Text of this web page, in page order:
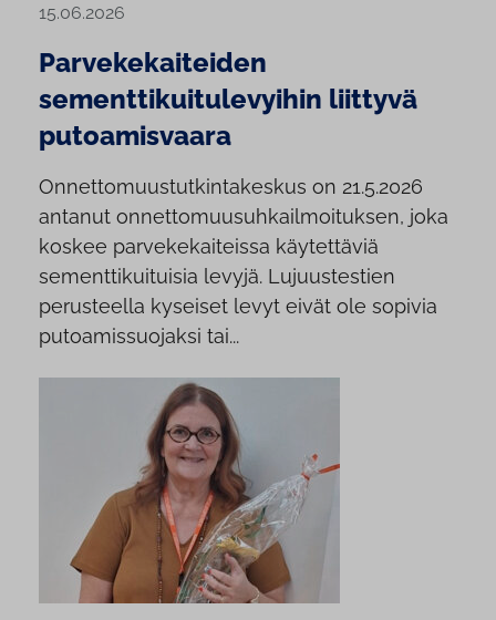
15.06.2026
Parvekekaiteiden
sementtikuitulevyihin liittyvä
putoamisvaara
Onnettomuustutkintakeskus on 21.5.2026
antanut onnettomuusuhkailmoituksen, joka
koskee parvekekaiteissa käytettäviä
sementtikuituisia levyjä. Lujuustestien
perusteella kyseiset levyt eivät ole sopivia
putoamissuojaksi tai...